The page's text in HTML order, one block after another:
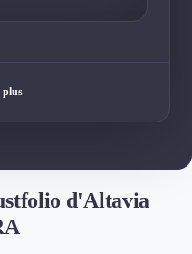
plus
d'Altavia